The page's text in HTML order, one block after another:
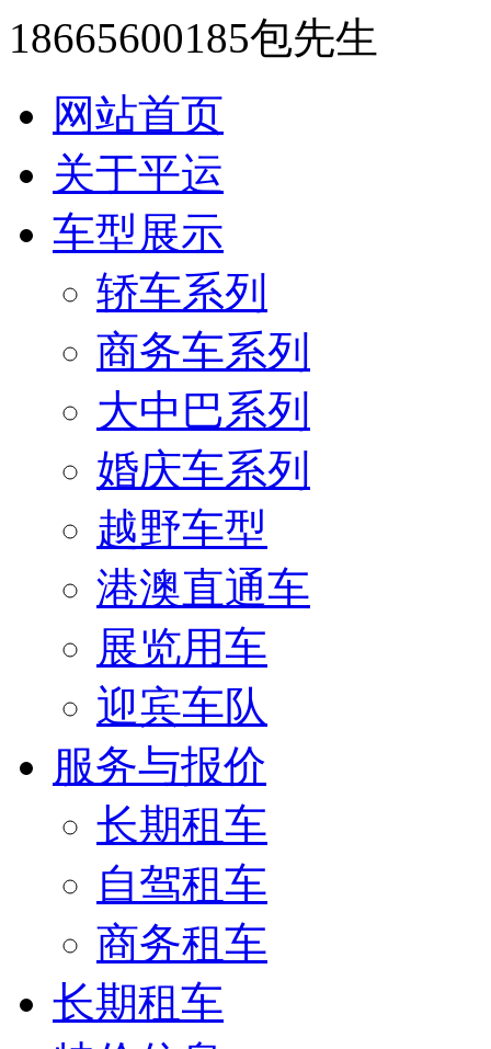
18665600185包先生
网站首页
关于平运
车型展示
轿车系列
商务车系列
大中巴系列
婚庆车系列
越野车型
港澳直通车
展览用车
迎宾车队
服务与报价
长期租车
自驾租车
商务租车
长期租车